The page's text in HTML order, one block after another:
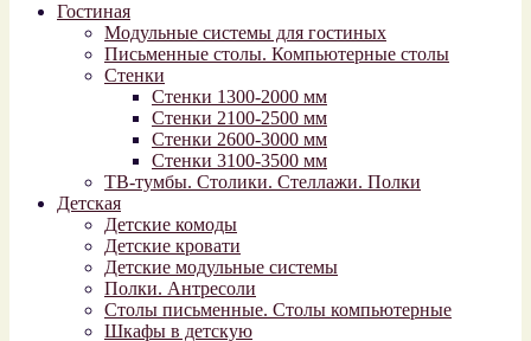
Гостиная
Модульные системы для гостиных
Письменные столы. Компьютерные столы
Стенки
Стенки 1300-2000 мм
Стенки 2100-2500 мм
Стенки 2600-3000 мм
Стенки 3100-3500 мм
ТВ-тумбы. Столики. Стеллажи. Полки
Детская
Детские комоды
Детские кровати
Детские модульные системы
Полки. Антресоли
Столы письменные. Столы компьютерные
Шкафы в детскую